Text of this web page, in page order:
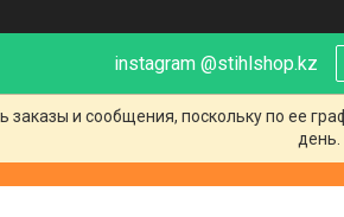
instagram @stihlshop.kz
и сообщения, поскольку по ее
день.